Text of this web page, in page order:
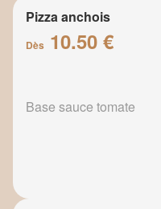
Pizza anchois
Dès 10.50 €
Base sauce tomate